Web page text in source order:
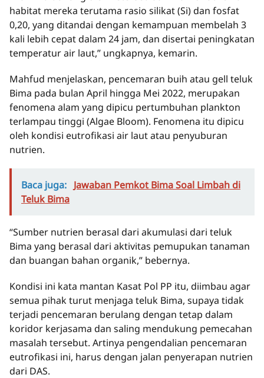
habitat mereka terutama rasio silikat (Si) dan fosfat
0,20, yang ditandai dengan kemampuan membelah 3
kali lebih cepat dalam 24 jam, dan disertai peningkatan
temperatur air laut,” ungkapnya, kemarin.
Mahfud menjelaskan, pencemaran buih atau gell teluk
Bima pada bulan April hingga Mei 2022, merupakan
fenomena alam yang dipicu pertumbuhan plankton
terlampau tinggi (Algae Bloom). Fenomena itu dipicu
oleh kondisi eutrofikasi air laut atau penyuburan
nutrien.
Baca juga: Jawaban Pemkot Bima Soal Limbah di
Teluk Bima
“Sumber nutrien berasal dari akumulasi dari teluk
Bima yang berasal dari aktivitas pemupukan tanaman
dan buangan bahan organik,” bebernya.
Kondisi ini kata mantan Kasat Pol PP itu, diimbau agar
semua pihak turut menjaga teluk Bima, supaya tidak
terjadi pencemaran berulang dengan tetap dalam
koridor kerjasama dan saling mendukung pemecahan
masalah tersebut. Artinya pengendalian pencemaran
eutrofikasi ini, harus dengan jalan penyerapan nutrien
dari DAS.